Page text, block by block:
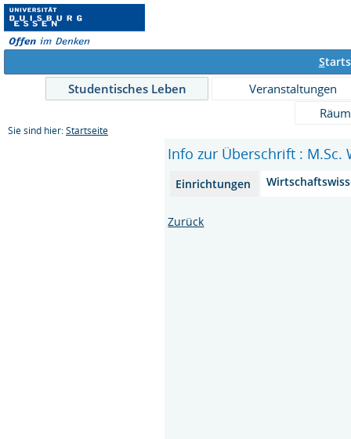
S
Studentisches Leben
Veranstaltungen
Sie sind hier: Startseite
Info zur Überschrift :
Einrichtungen
Zurück